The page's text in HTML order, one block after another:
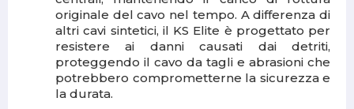
originale del cavo nel tempo. A differenza di
altri cavi sintetici, il KS Elite è progettato per
resistere ai danni causati dai detriti,
proteggendo il cavo da tagli e abrasioni che
potrebbero comprometterne la sicurezza e
la durata.